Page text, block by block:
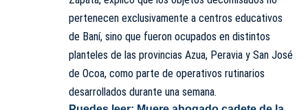
pertenecen exclusivamente a centros educativos
de Baní, sino que fueron ocupados en distintos
planteles de las provincias Azua, Peravia y San José
de Ocoa, como parte de operativos rutinarios
desarrollados durante una semana.